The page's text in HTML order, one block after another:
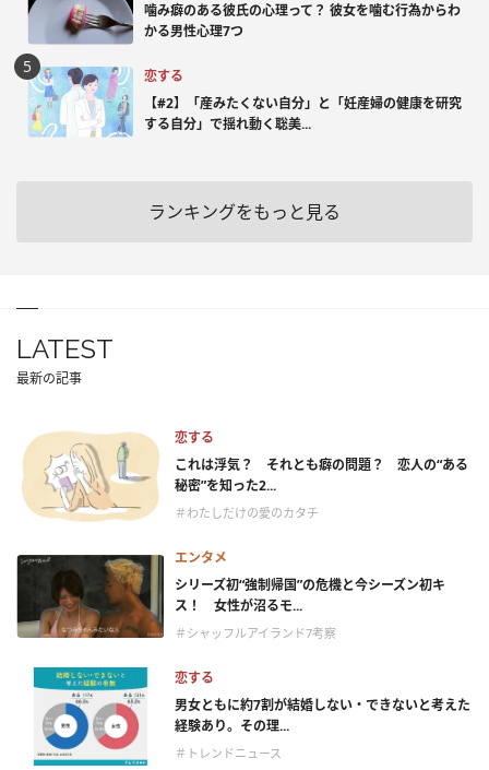
噛み癖のある彼氏の心理って？ 彼女を噛む行為からわ
かる男性心理7つ
恋する
【#2】「産みたくない自分」と「妊産婦の健康を研究
する自分」で揺れ動く聡美...
ランキングをもっと見る
LATEST
最新の記事
恋する
これは浮気？ それとも癖の問題？ 恋人の“ある
秘密”を知った2...
＃わたしだけの愛のカタチ
エンタメ
シリーズ初“強制帰国”の危機と今シーズン初キ
ス！ 女性が沼るモ...
＃シャッフルアイランド7考察
恋する
男女ともに約7割が結婚しない・できないと考えた
経験あり。その理...
＃トレンドニュース